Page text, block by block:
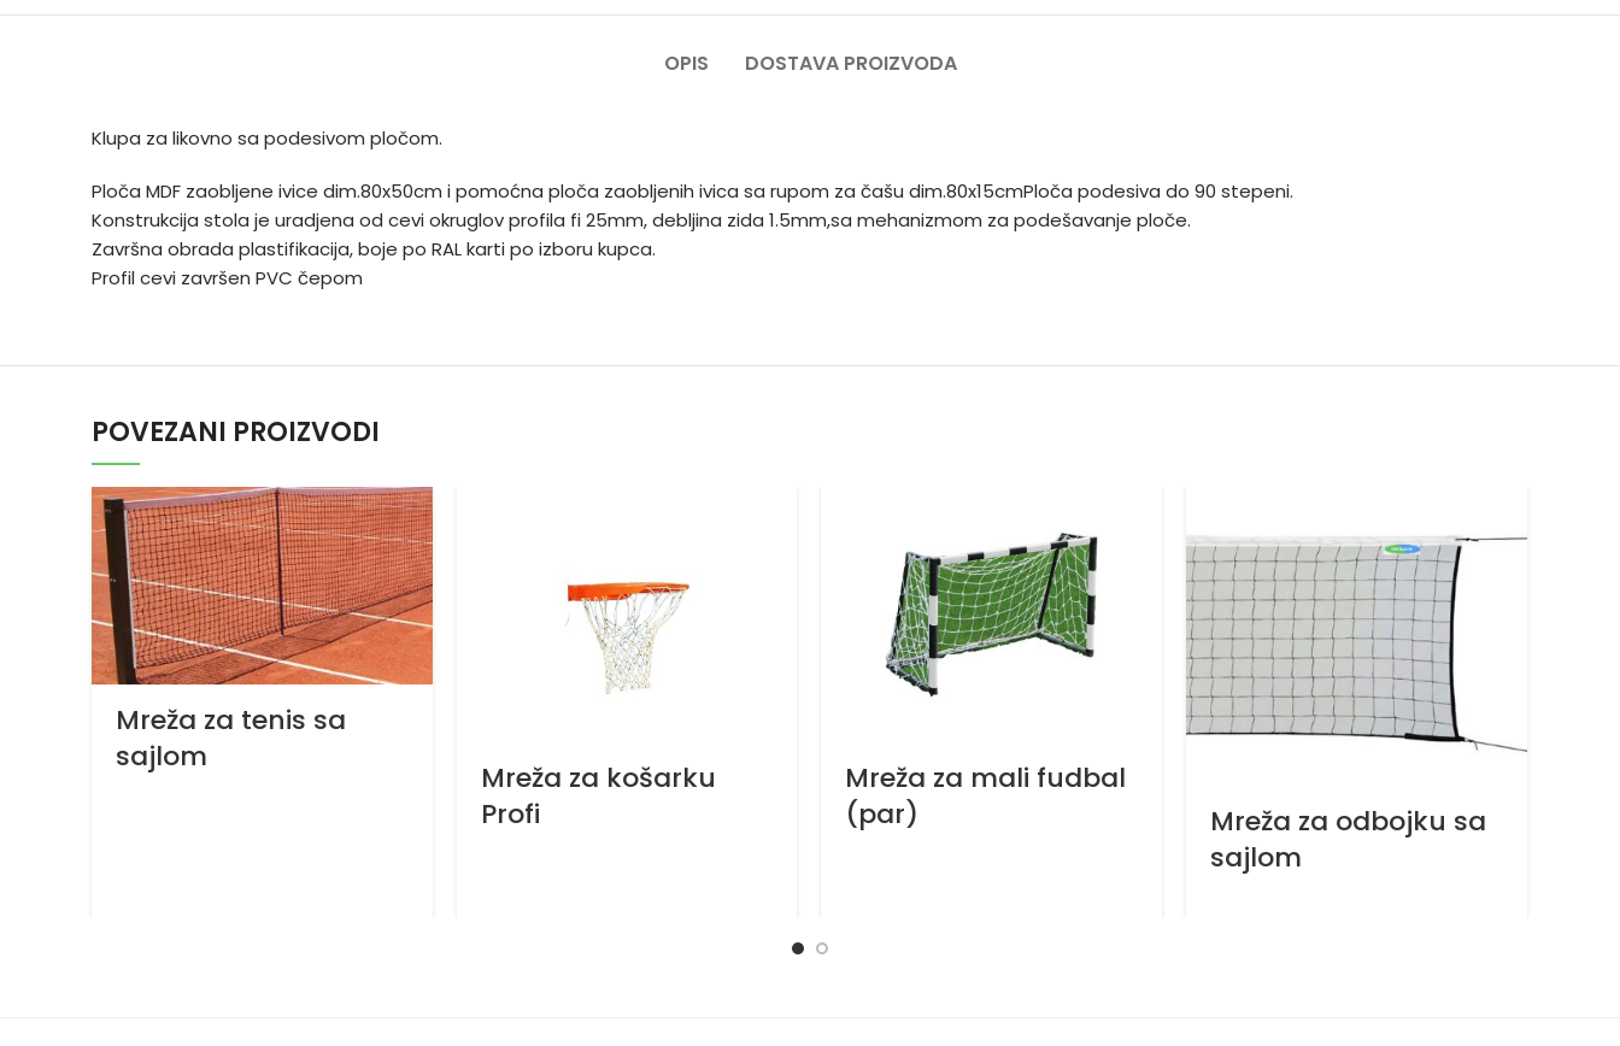
OPIS DOSTAVA PROIZVODA
Klupa za likovno sa podesivom pločom.
Ploča MDF zaobljene ivice dim.80x50cm i pomoćna ploča zaobljenih ivica sa rupom za čašu dim.80x15cmPloča podesiva do 90 stepeni.
Konstrukcija stola je uradjena od cevi okruglov profila fi 25mm, debljina zida 1.5mm,sa mehanizmom za podešavanje ploče.
Završna obrada plastifikacija, boje po RAL karti po izboru kupca.
Profil cevi završen PVC čepom
POVEZANI PROIZVODI
Mreža za tenis sa
sajlom
Mreža za košarku
Profi
Mreža za mali fudbal
(par)
Mreža za odbojku sa
sajlom